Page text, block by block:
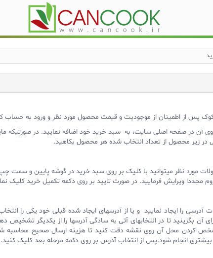
پس از اطمینان از موجودیت و قیمت محصول مورد نظر و ورود به حساب
آن در صفحه اصلی سایت، به سبد خرید خود اضافه نمایید. در صورتیکه
زیر محصول از تعداد انتخاب شده هر محصول بکاهید.
مورد نظر میتوانید با کلیک بر روی سبد خرید در گوشه پایین و سمت
مجددا ویرایش فرمایید. در صورت تایید بر روی دکمه تکمیل خرید کلیک
آدرسی را ایجاد نمایید و یا از آدرسهای ایجاد شده قبلی خود یکی را
آن بگزینید تا در انتخابهای آتی به سادگی آدرسها را از یکدیگر تشخیص
کردن محل آن روی نقشه دقت کنید تا هزینه ارسال صحیح محاسبه
انجام شود.پس از انتخاب آدرس بر روی دکمه مرحله بعد کلیک کنید.